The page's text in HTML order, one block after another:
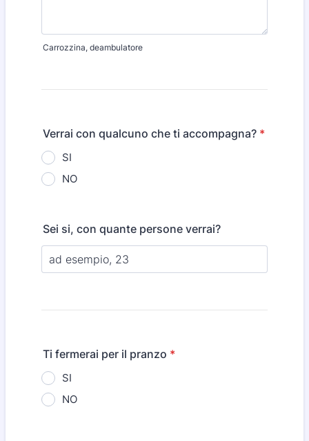
Carrozzina, deambulatore
Verrai con qualcuno che ti accompagna? *
SI
NO
Sei si, con quante persone verrai?
Ti fermerai per il pranzo *
SI
NO